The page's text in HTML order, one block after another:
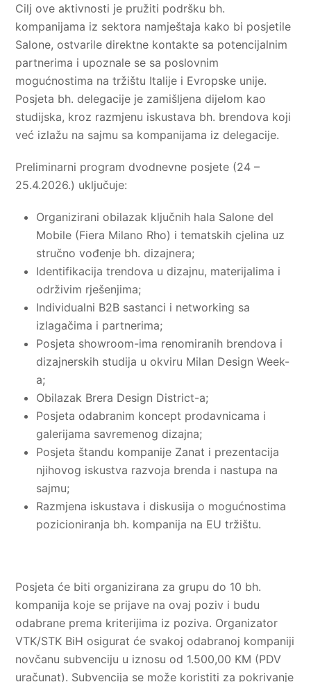
Cilj ove aktivnosti je pružiti podršku bh.
kompanijama iz sektora namještaja kako bi posjetile
Salone, ostvarile direktne kontakte sa potencijalnim
partnerima i upoznale se sa poslovnim
mogućnostima na tržištu Italije i Evropske unije.
Posjeta bh. delegacije je zamišljena dijelom kao
studijska, kroz razmjenu iskustava bh. brendova koji
već izlažu na sajmu sa kompanijama iz delegacije.
Preliminarni program dvodnevne posjete (24 –
25.4.2026.) uključuje:
Organizirani obilazak ključnih hala Salone del
Mobile (Fiera Milano Rho) i tematskih cjelina uz
stručno vođenje bh. dizajnera;
Identifikacija trendova u dizajnu, materijalima i
održivim rješenjima;
Individualni B2B sastanci i networking sa
izlagačima i partnerima;
Posjeta showroom-ima renomiranih brendova i
dizajnerskih studija u okviru Milan Design Week-
a;
Obilazak Brera Design District-a;
Posjeta odabranim koncept prodavnicama i
galerijama savremenog dizajna;
Posjeta štandu kompanije Zanat i prezentacija
njihovog iskustva razvoja brenda i nastupa na
sajmu;
Razmjena iskustava i diskusija o mogućnostima
pozicioniranja bh. kompanija na EU tržištu.
Posjeta će biti organizirana za grupu do 10 bh.
kompanija koje se prijave na ovaj poziv i budu
odabrane prema kriterijima iz poziva. Organizator
VTK/STK BiH osigurat će svakoj odabranoj kompaniji
novčanu subvenciju u iznosu od 1.500,00 KM (PDV
uračunat). Subvencija se može koristiti za pokrivanje